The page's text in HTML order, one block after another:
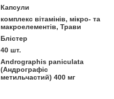
Капсули
комплекс вітамінів, мікро- та
макроелементів, Трави
Блістер
40 шт.
Andrographis paniculata
(Андрографіс
метильчастий) 400 мг